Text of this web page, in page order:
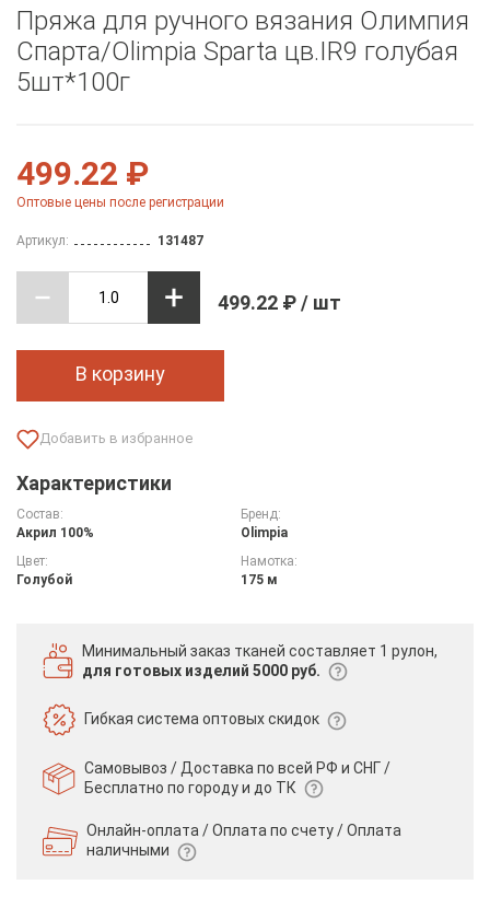
Пряжа для ручного вязания Олимпия
Спарта/Olimpia Sparta цв.IR9 голубая
5шт*100г
499.22 ₽
Оптовые цены после регистрации
Артикул: 131487
499.22 ₽ / шт
В корзину
Характеристики
Состав:
Акрил 100%
Бренд:
Olimpia
Цвет:
Голубой
Намотка:
175 м
Минимальный заказ тканей составляет 1 рулон,
для готовых изделий 5000 руб.
Гибкая системаоптовых скидок
Самовывоз / Доставка по всей РФ и СНГ /
Бесплатно по городу и до ТК
Онлайн-оплата / Оплата по счету /Оплата
наличными